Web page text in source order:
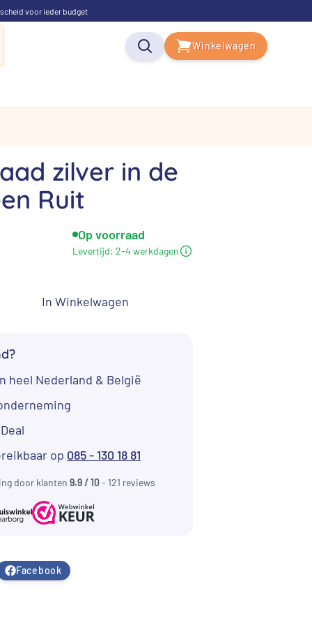
voor ieder budget
Winkelwagen
zilver in de
Ruit
Op voorraad
Levertijd: 2-4 werkdagen
In Winkelwagen
heel Nederland & België
op 085 - 130 18 81
door klanten 9.9 / 10- 121 reviews
Facebook